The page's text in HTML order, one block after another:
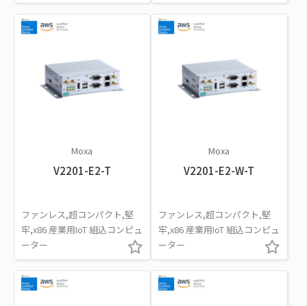
Moxa
V2201-E2-T
ファンレス,超コンパクト,堅
牢,x86 産業用IoT 組込コンピュ
ーター
Moxa
V2201-E2-W-T
ファンレス,超コンパクト,堅
牢,x86 産業用IoT 組込コンピュ
ーター